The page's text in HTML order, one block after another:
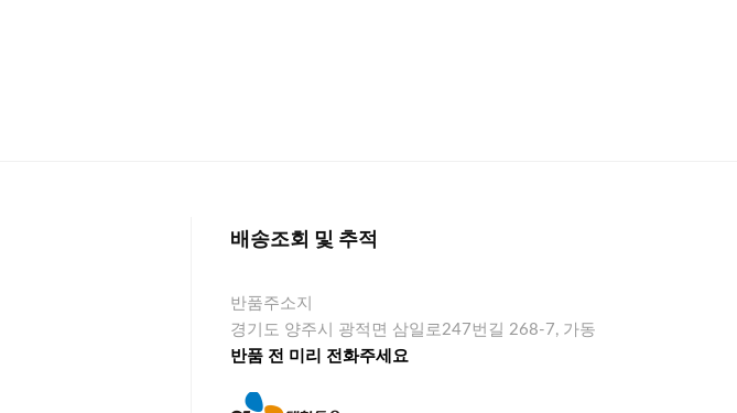
배송조회 및 추적
반품주소지
경기도 양주시 광적면 삼일로247번길 268-7, 가동
반품 전 미리 전화주세요